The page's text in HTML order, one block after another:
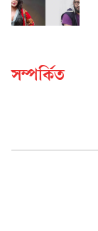
সম্পর্কিত